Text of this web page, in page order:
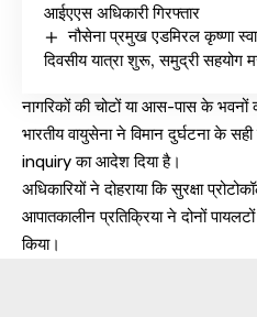
आईएएस अधिकारी गिरफ्तार
नौसेना प्रमुख एडमिरल कृष्णा
दिवसीय यात्रा शुरू, समुद्री
नागरिकों की चोटों या आस-पास के
भारतीय वायुसेना ने विमान दुर्घटना के
inquiry का आदेश दिया है।
अधिकारियों ने दोहराया कि सुरक्षा
आपातकालीन प्रतिक्रिया ने दोनों
किया।